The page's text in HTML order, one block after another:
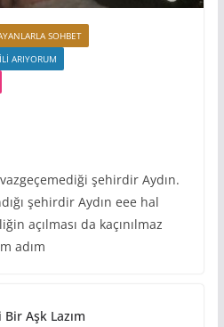
SOHBET
ARIYORUM
şehirdir Aydın.
şehirdir Aydın eee hal
açılması da kaçınılmaz
adım
Bir Aşk Lazım